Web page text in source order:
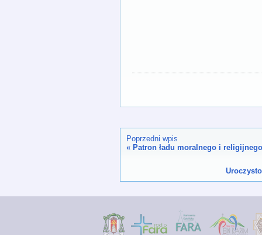
Poprzedni wpis
« Patron ładu moralnego i religijnego